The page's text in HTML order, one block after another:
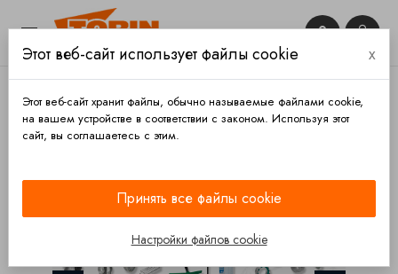
 

ДЛЯ ЦЕМЕНТОВОЗОВ И АВТОЦИСТЕРН
Этот веб-сайт использует файлы cookie x
Этот веб-сайт хранит файлы, обычно называемые файлами cookie,
на вашем устройстве в соответствии с законом. Используя этот
сайт, вы соглашаетесь с этим.
Принять все файлы cookie
Настройки файлов cookie